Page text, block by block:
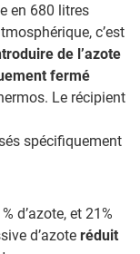
en 680 litres
c’est
de l’azote
fermé
Le récipient
spécifiquement
d’azote, et 21%
d’azote réduit